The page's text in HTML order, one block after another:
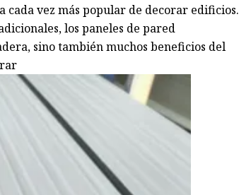
cada vez más popular de decorar edificios.
los paneles de pared
sino también muchos beneficios del